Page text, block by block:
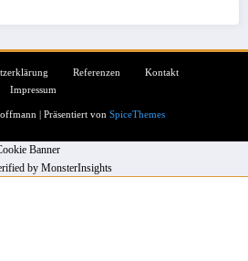
Referenzen
Kontakt
Impressum
| Präsentiert von SpiceThemes
Banner